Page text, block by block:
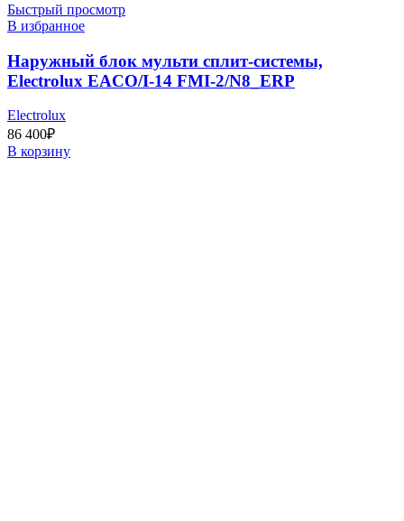
Быстрый просмотр
В избранное
Наружный блок мульти сплит-системы,
Electrolux EACO/I-14 FMI-2/N8_ERP
Electrolux
86 400₽
В корзину